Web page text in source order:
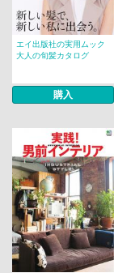
エイ出版社の実用ムック
大人の旬髪カタログ
購入